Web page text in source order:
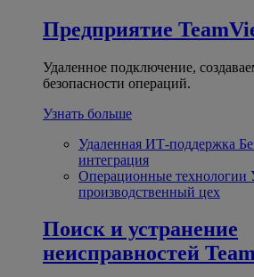
Предприятие
Удаленное подключение,
безопасности операций.
Узнать больше
Удаленная ИТ-поддержка
интеграция
Операционные технологии
производственный цех
Поиск и устранение
неисправностей